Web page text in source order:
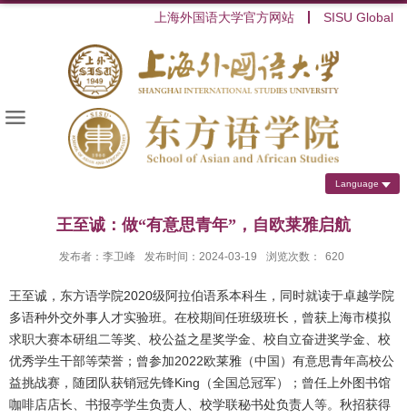
上海外国语大学官方网站 SISU Global
Language
王至诚：做“有意思青年”，自欧莱雅启航
发布者：李卫峰 发布时间：2024-03-19 浏览次数： 620
王至诚，东方语学院2020级阿拉伯语系本科生，同时就读于卓越学院
多语种外交外事人才实验班。在校期间任班级班长，曾获上海市模拟
求职大赛本研组二等奖、校公益之星奖学金、校自立奋进奖学金、校
优秀学生干部等荣誉；曾参加2022欧莱雅（中国）有意思青年高校公
益挑战赛，随团队获销冠先锋King （全国总冠军）；曾任上外图书馆
咖啡店店长、书报亭学生负责人、校学联秘书处负责人等。秋招获得